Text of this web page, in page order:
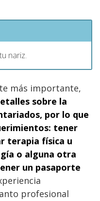
nariz.
más importante,
sobre la
por lo que
tener
terapia física u
o alguna otra
un pasaporte
profesional